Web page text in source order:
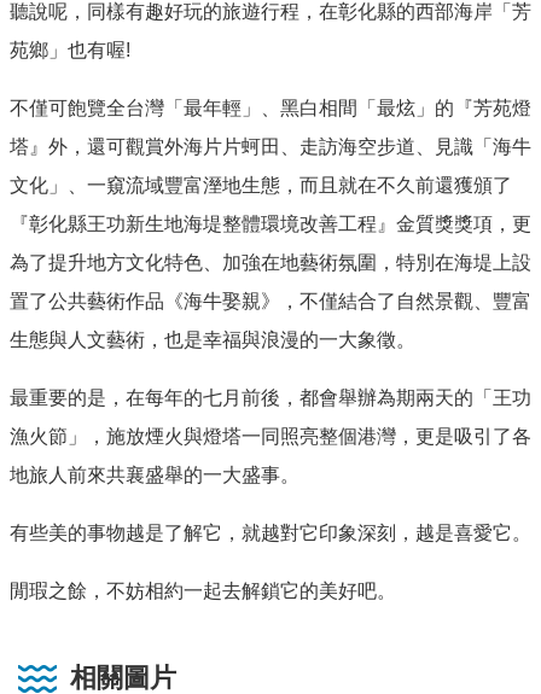
聽說呢，同樣有趣好玩的旅遊行程，在彰化縣的西部海岸「芳
苑鄉」也有喔!
不僅可飽覽全台灣「最年輕」、黑白相間「最炫」的『芳苑燈
塔』外，還可觀賞外海片片蚵田、走訪海空步道、見識「海牛
文化」、一窺流域豐富溼地生態，而且就在不久前還獲頒了
『彰化縣王功新生地海堤整體環境改善工程』金質獎獎項，更
為了提升地方文化特色、加強在地藝術氛圍，特別在海堤上設
置了公共藝術作品《海牛娶親》，不僅結合了自然景觀、豐富
生態與人文藝術，也是幸福與浪漫的一大象徵。
最重要的是，在每年的七月前後，都會舉辦為期兩天的「王功
漁火節」，施放煙火與燈塔一同照亮整個港灣，更是吸引了各
地旅人前來共襄盛舉的一大盛事。
有些美的事物越是了解它，就越對它印象深刻，越是喜愛它。
閒瑕之餘，不妨相約一起去解鎖它的美好吧。
相關圖片